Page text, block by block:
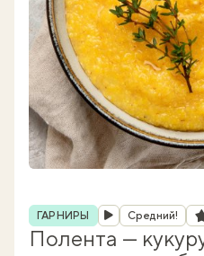
Рубрика
ГАРНИРЫ Средний!
Полента —